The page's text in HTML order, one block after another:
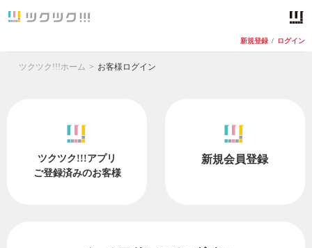
新規登録 / ログイン
ツクツク!!!ホーム お客様ログイン
ツクツク!!!アプリ
ご登録済みのお客様
新規会員登録